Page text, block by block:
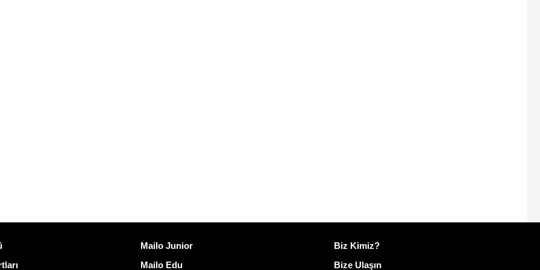
Mailo keşfedin
Mailo Junior
Mailo Edu
Mailo hakkında daha fazla bilgi
Biz Kimiz?
Bize Ulaşın